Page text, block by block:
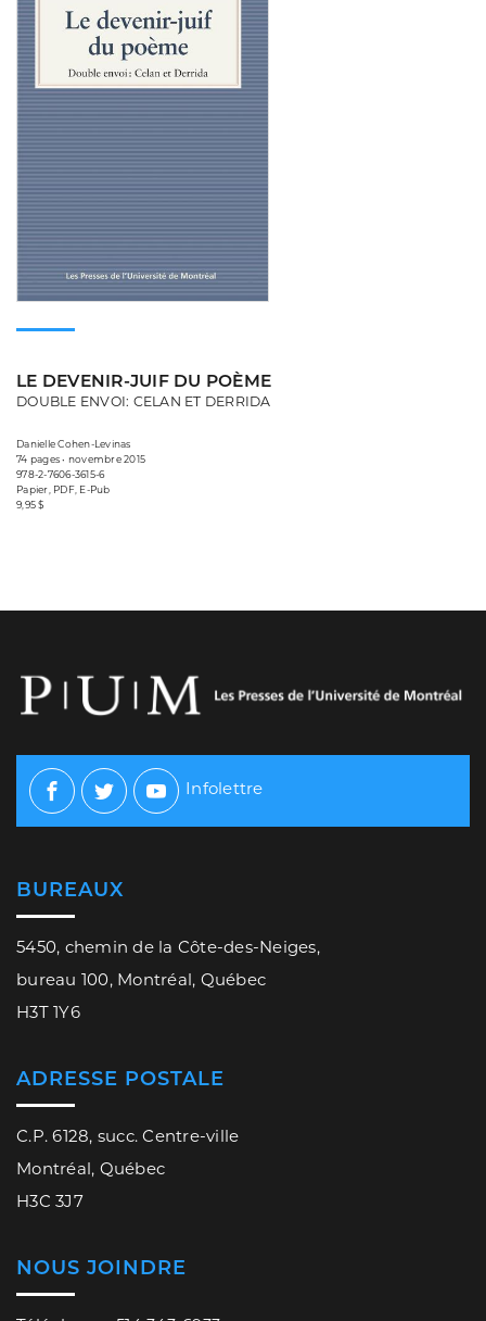
LE DEVENIR-JUIF DU POÈME
DOUBLE ENVOI: CELAN ET DERRIDA
Danielle Cohen-Levinas
74 pages • novembre 2015
978-2-7606-3615-6
Papier, PDF, E-Pub
9,95 $
Facebook
TwitterYoutube
Infolettre
BUREAUX
5450, chemin de la Côte-des-Neiges,
bureau 100, Montréal, Québec
H3T 1Y6
ADRESSE POSTALE
C.P. 6128, succ. Centre-ville
Montréal, Québec
H3C 3J7
NOUS JOINDRE